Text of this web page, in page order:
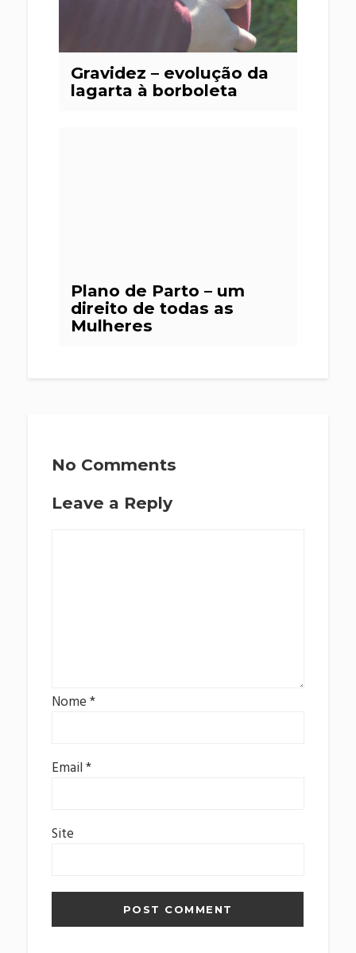
Gravidez – evolução da
lagarta à borboleta
Plano de Parto – um
direito de todas as
Mulheres
No Comments
Leave a Reply
Nome*
Email*
Site